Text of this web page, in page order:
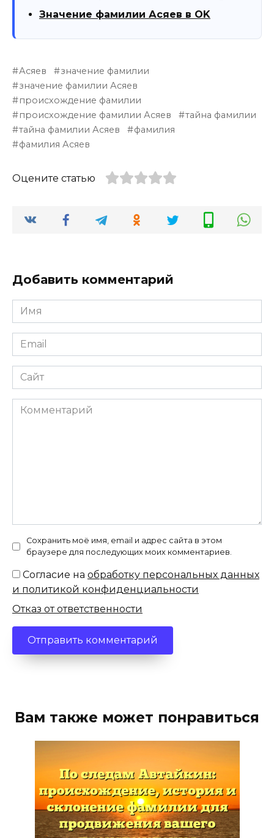
Значение фамилии Асяев в OK
Асяев
значение фамилии
значение фамилии Асяев
происхождение фамилии
происхождение фамилии Асяев
тайна фамилии
тайна фамилии Асяев
фамилия
фамилия Асяев
Оцените статью
Добавить комментарий
Имя
*
Email
*
Сайт
Комментарий
Сохранить моё имя, email и адрес сайта в этом
браузере для последующих моих комментариев.
Согласие на обработку персональных данных
и политикой конфиденциальности
Отказ от ответственности
Вам также может понравиться